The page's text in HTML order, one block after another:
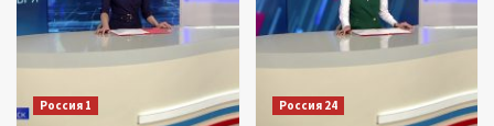
Россия 1 Россия 24